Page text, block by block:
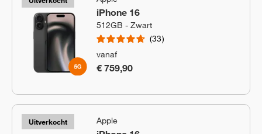
iPhone 16
512GB - Zwart
33
vanaf
€ 759,90
Uitverkocht Apple